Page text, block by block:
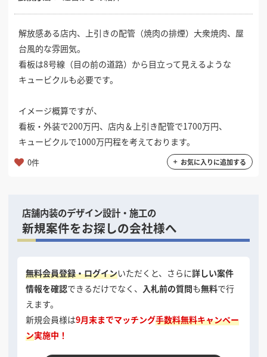
掲載希望のデザイン
解放感ある店内、上引きの配管（焼肉の排煙）大衆焼肉、屋
台風的な雰囲気。
看板は8号線（目の前の道路）から目立って見えるような
キュービクルも必要です。
イメージ概算ですが、
看板・外装で200万円、店内＆上引き配管で1700万円、
キュービクルで1000万円程を考えております。
0件 お気に入りに追加する
店舗内装のデザイン設計・施工の
新規案件をお探しの会社様へ
無料会員登録・ログインいただくと、さらに詳しい案件
情報を確認できるだけでなく、 入札前の質問も無料で行
えます。
新規会員様は9月末までマッチング手数料無料キャンペー
ン実施中！